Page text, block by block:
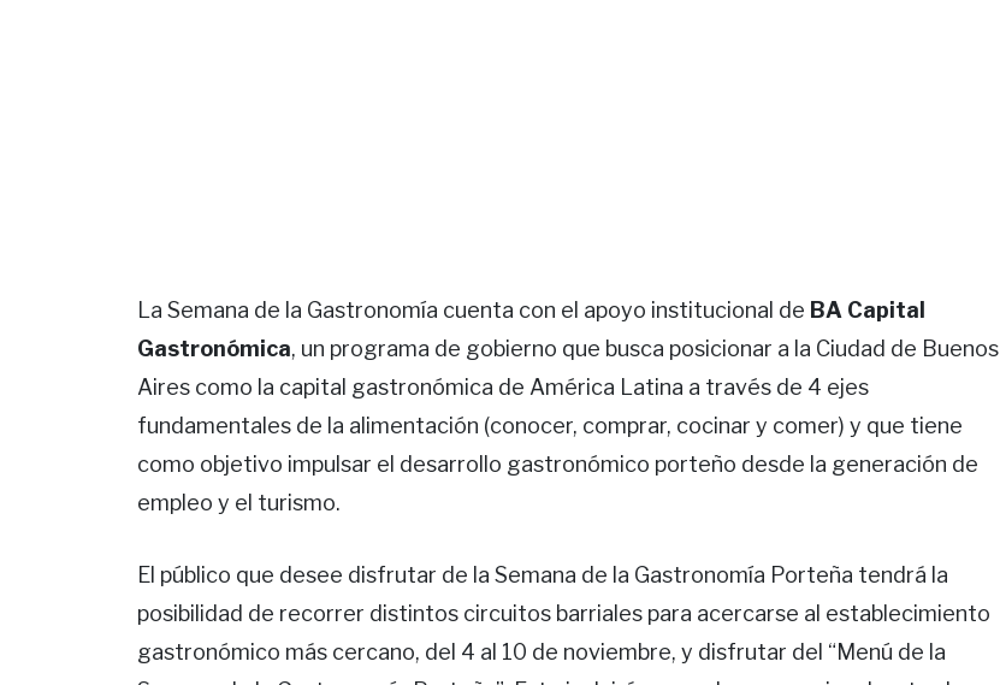
La Semana de la Gastronomía cuenta con el apoyo institucional de BA Capital
Gastronómica, un programa de gobierno que busca posicionar a la Ciudad de Buenos
Aires como la capital gastronómica de América Latina a través de 4 ejes
fundamentales de la alimentación (conocer, comprar, cocinar y comer) y que tiene
como objetivo impulsar el desarrollo gastronómico porteño desde la generación de
empleo y el turismo.
El público que desee disfrutar de la Semana de la Gastronomía Porteña tendrá la
posibilidad de recorrer distintos circuitos barriales para acercarse al establecimiento
gastronómico más cercano, del 4 al 10 de noviembre, y disfrutar del “Menú de la